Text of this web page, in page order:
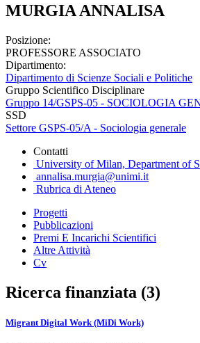
MURGIA ANNALISA
Posizione:
PROFESSORE ASSOCIATO
Dipartimento:
Dipartimento di Scienze Sociali e Politiche
Gruppo Scientifico Disciplinare
Gruppo 14/GSPS-05 - SOCIOLOGIA
SSD
Settore GSPS-05/A - Sociologia generale
Contatti
University of Milan, Department of
annalisa.murgia@unimi.it
Rubrica di Ateneo
Progetti
Pubblicazioni
Premi E Incarichi Scientifici
Altre Attività
Cv
Ricerca finanziata (3)
Migrant Digital Work (MiDi Work)